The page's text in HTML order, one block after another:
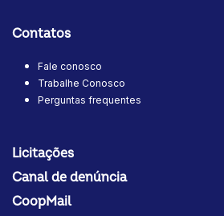
Contatos
Fale conosco
Trabalhe Conosco
Perguntas frequentes
Licitações
Canal de denúncia
CoopMail